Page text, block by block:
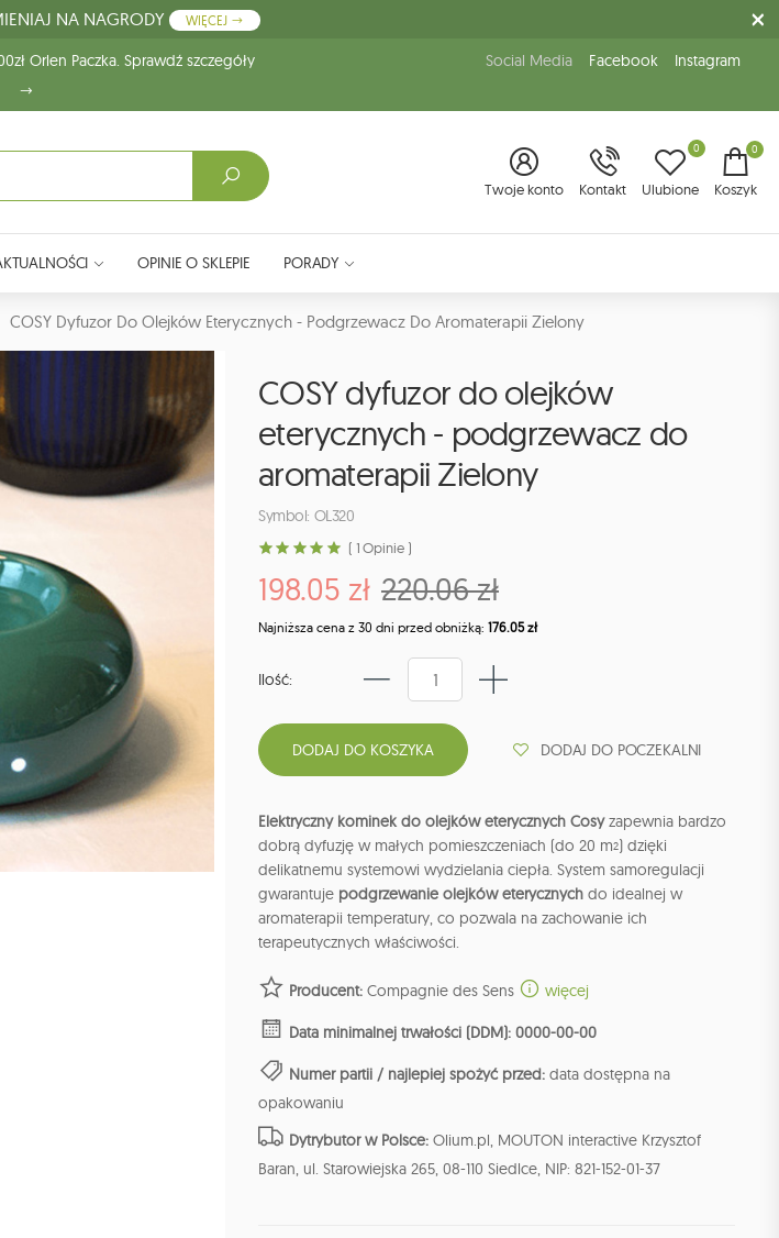
NA NAGRODY WIĘCEJ
Orlen Paczka. Sprawdź szczegóły Social Media Facebook Instagram
Twoje konto Kontakt Ulubione
0 0
Koszyk
OPINIE O SKLEPIE PORADY
COSY Dyfuzor Do Olejków Eterycznych - Podgrzewacz Do Aromaterapii Zielony
COSY dyfuzor do olejków
eterycznych - podgrzewacz do
aromaterapii Zielony
Symbol: OL320
( 1 Opinie )
198.05 zł 220.06 zł
Najniższa cena z 30 dni przed obniżką: 176.05 zł
Ilość:
DODAJ DO POCZEKALNI
Elektryczny kominek do olejków eterycznych Cosyzapewnia bardzo
dobrą dyfuzję w małych pomieszczeniach (do 20 m2) dzięki
delikatnemu systemowi wydzielania ciepła. System samoregulacji
gwarantuje podgrzewanie olejków eterycznych do idealnej w
aromaterapii temperatury, co pozwala na zachowanie ich
terapeutycznych właściwości.
Producent: Compagnie des Sens więcej
Data minimalnej trwałości (DDM): 0000-00-00
Numer partii / najlepiej spożyć przed: data dostępna na
opakowaniu
Dytrybutor w Polsce: Olium.pl, MOUTON interactive Krzysztof
Baran, ul. Starowiejska 265, 08-110 Siedlce, NIP: 821-152-01-37